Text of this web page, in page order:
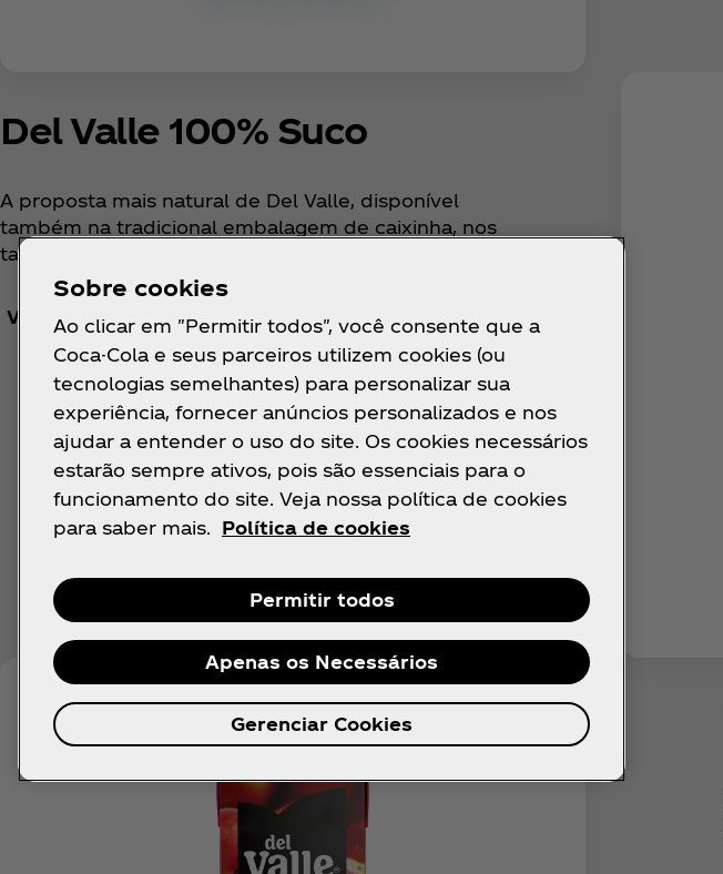
Del Valle 100% Suco
A proposta mais natural de Del Valle, disponível
também na tradicional embalagem de caixinha, nos
tamanhos 1L e 200ml.
Ver informação nutricional
Sobre cookies
Ao clicar em "Permitir todos", você consente que a
Coca-Cola e seus parceiros utilizem cookies (ou
tecnologias semelhantes) para personalizar sua
experiência, fornecer anúncios personalizados e nos
ajudar a entender o uso do site. Os cookies necessários
estarão sempre ativos, pois são essenciais para o
funcionamento do site. Veja nossa política de cookies
para saber mais.
Política de cookies
Permitir todos
Apenas os Necessários
Gerenciar Cookies